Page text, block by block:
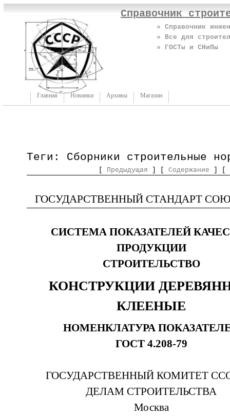
Справочник
» Справочник
» Все для
» ГОСТы и СНиПы
Главная Новинки Архивы Магазин
Теги: Сборники строительные
Предыдущая Содержание
ГОСУДАРСТВЕННЫЙ СТАНДАРТ
СИСТЕМА ПОКАЗАТЕЛЕЙ
ПРОДУКЦИИ
СТРОИТЕЛЬСТВО
КОНСТРУКЦИИ
КЛЕЕНЫЕ
НОМЕНКЛАТУРА
ГОСТ 4.208-79
ГОСУДАРСТВЕННЫЙ КОМИТЕТ
ДЕЛАМ СТРОИТЕЛЬСТВА
Москва